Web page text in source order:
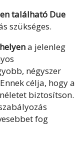
található Due
szükséges.
a jelenleg
négyszer
célja, hogy a
biztosítson.
fog